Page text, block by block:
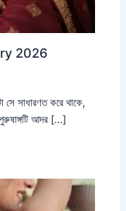
2026
সে সাধারণত করে থাকে,
আদর […]